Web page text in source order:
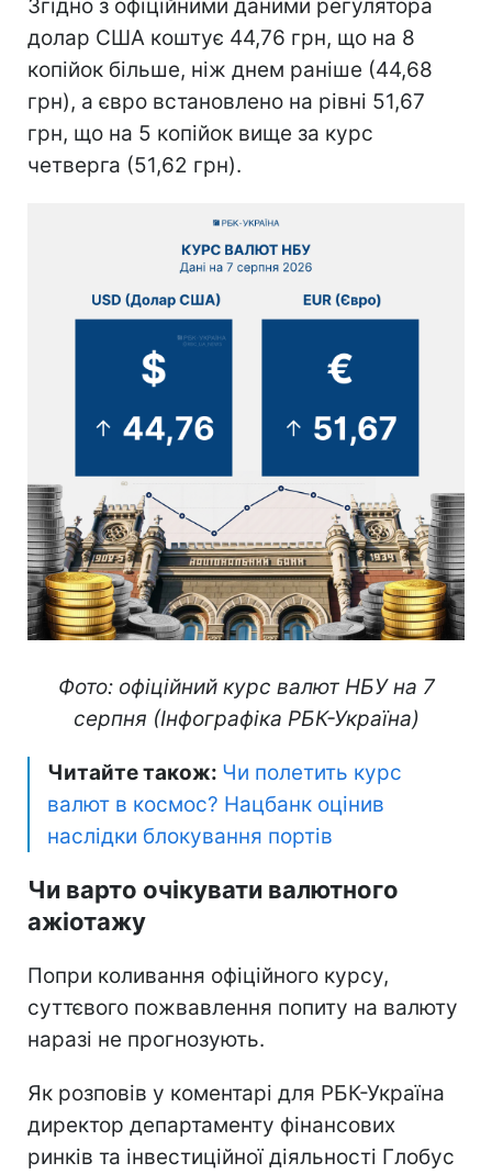
Згідно з офіційними даними регулятора
долар США коштує 44,76 грн, що на 8
копійок більше, ніж днем раніше (44,68
грн), а євро встановлено на рівні 51,67
грн, що на 5 копійок вище за курс
четверга (51,62 грн).
Фото: офіційний курс валют НБУ на 7
серпня (Інфографіка РБК-Україна)
Читайте також: Чи полетить курс
валют в космос? Нацбанк оцінив
наслідки блокування портів
Чи варто очікувати валютного
ажіотажу
Попри коливання офіційного курсу,
суттєвого пожвавлення попиту на валюту
наразі не прогнозують.
Як розповів у коментарі для РБК-Україна
директор департаменту фінансових
ринків та інвестиційної діяльності Глобус